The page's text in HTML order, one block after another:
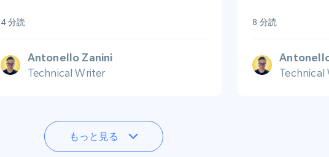
4 分読
Antonello Zanini
Technical Writer
8 分読
Technical
もっと見る